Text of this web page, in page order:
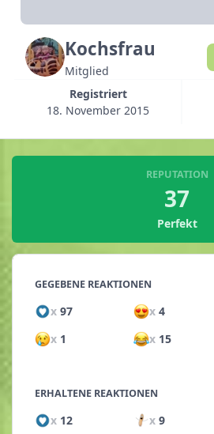
Kochsfrau
Mitglied
Registriert
18. November 2015
REPUTATION
37
Perfekt
GEGEBENE REAKTIONEN
x 97 x4
x 1 x15
ERHALTENE REAKTIONEN
x 12 x9